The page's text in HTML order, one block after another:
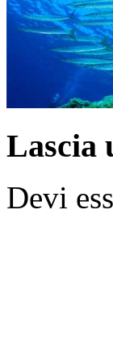
Lascia
Devi